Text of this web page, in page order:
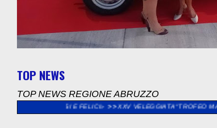
TOP NEWS
TOP NEWS REGIONE ABRUZZO
XXV VELEGGIATA “TROFEO MADONNA DEL